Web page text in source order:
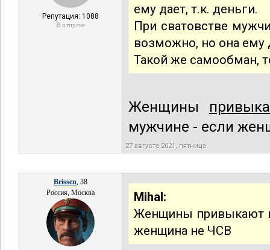
Репутация: 1088
В отпуске
ему дает, т.к. деньги.
При сватовстве
возможно, но она ему
Такой же самообман,
Женщины
мужчине - если
27 августа 2021, пятница
Brissen, 38
Россия, Москва
Mihal:
Женщины привыкают
женщина не ЧСВ